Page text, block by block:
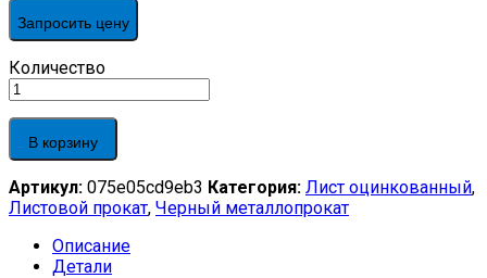
Запросить цену
Лист
Ст3
оцинкованный
0,7х1250х2500
quantity
Количество
В корзину
Артикул: 075e05cd9eb3 Категория: Лист оцинкованный,
Листовой прокат, Черный металлопрокат
Описание
Детали